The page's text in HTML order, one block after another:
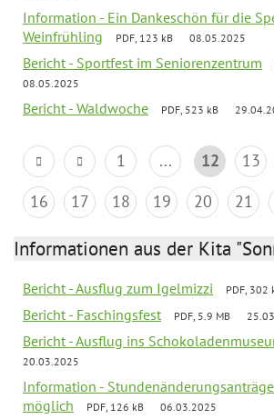
Information - Ein Dankeschön für die
Weinfrühling
PDF, 123 kB 08.05.2025
Bericht - Sportfest im Seniorenzentrum
08.05.2025
Bericht - Waldwoche PDF, 523 kB
1 ... 12 13
16
17 18 19 20 21
Informationen aus der Kita
Bericht - Ausflug zum Igelmizzi PDF, 302
Bericht - Faschingsfest PDF, 5.9 MB
Bericht - Ausflug ins
20.03.2025
Information -
möglich
PDF, 126 kB 06.03.2025